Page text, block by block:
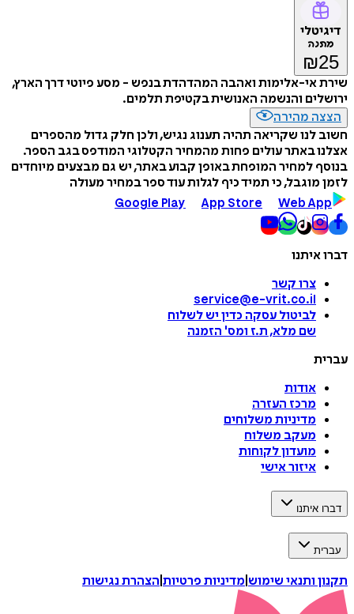
דיגיטלי
מתנה
₪25
שירת אי-אלימות ואהבה המהדהדת בנפש - מסע פיוטי דרך הארץ,
ירושלים והנשמה האנושית בקטיפת תלמים.
הצצה מהירה
חשוב לנו שקריאה תהיה תענוג נגיש, ולכן חלק גדול מהספרים
אצלנו באתר עולים פחות מהמחיר הקטלוגי המודפס בגב הספר.
בנוסף למחיר המופחת באופן קבוע באתר, יש גם מבצעים מיוחדים
לזמן מוגבל, כי תמיד כיף לגלות עוד ספר במחיר מעולה
Google Play
App Store Web App
דברו איתנו
צרו קשר
service@e-vrit.co.il
לביטול עסקה כדין יש לשלוח
שם מלא, ת.ז ומס' הזמנה
עברית
אודות
מרכז העזרה
מדיניות משלוחים
מעקב משלוח
מועדון לקוחות
איזור אישי
דברו איתנו
עברית
תקנון ותנאי שימוש מדיניות פרטיות הצהרת נגישות